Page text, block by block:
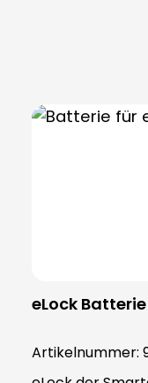
eLock Batterie
Artikelnummer: